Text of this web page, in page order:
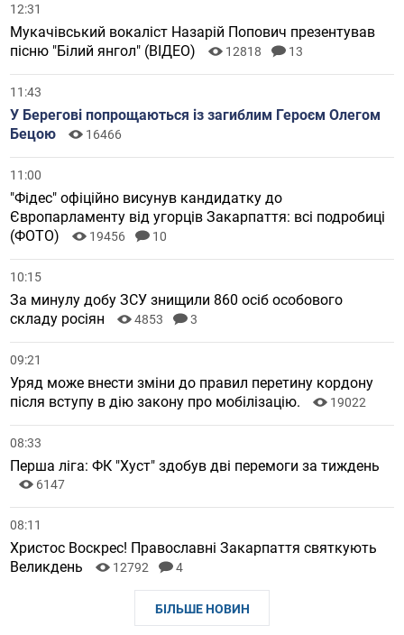
12:31
Мукачівський вокаліст Назарій Попович презентував
пісню "Білий янгол" (ВІДЕО)
12818 13
11:43
У Берегові попрощаються із загиблим Героєм Олегом
Бецою
16466
11:00
"Фідес" офіційно висунув кандидатку до
Європарламенту від угорців Закарпаття: всі подробиці
(ФОТО)
19456 10
10:15
За минулу добу ЗСУ знищили 860 осіб особового
складу росіян
4853 3
09:21
Уряд може внести зміни до правил перетину кордону
після вступу в дію закону про мобілізацію.
19022
08:33
Перша ліга: ФК "Хуст" здобув дві перемоги за тиждень
6147
08:11
Христос Воскрес! Православні Закарпаття святкують
Великдень
12792 4
БІЛЬШЕ НОВИН